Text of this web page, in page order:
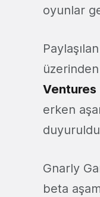
oyunlar
üzerinden
Ventures
erken
Gnarly
beta